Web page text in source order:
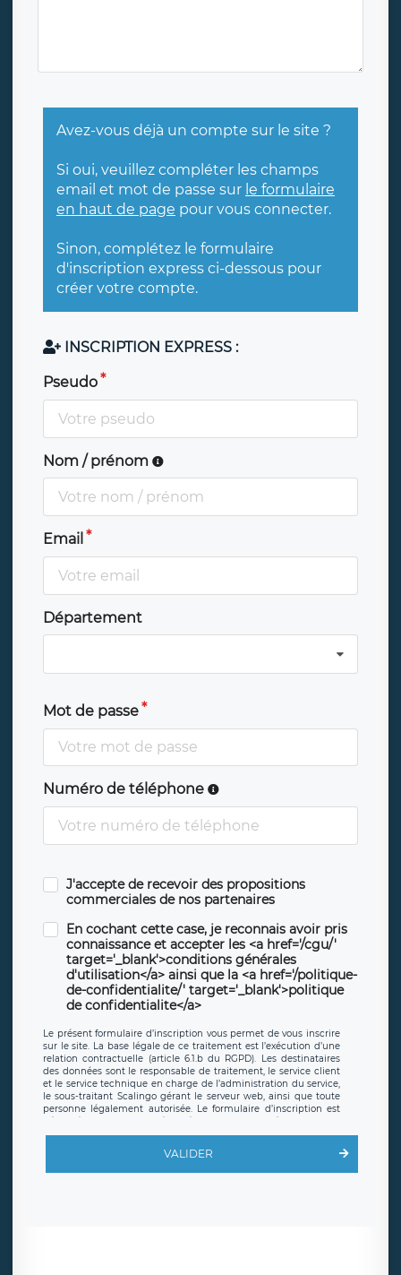
Avez-vous déjà un compte sur le site ?
Si oui, veuillez compléter les champs
email et mot de passe sur le formulaire
en haut de page pour vous connecter.
Sinon, complétez le formulaire
d'inscription express ci-dessous pour
créer votre compte.
INSCRIPTION EXPRESS :
Pseudo
Nom / prénom
Email
Département
Mot de passe
Numéro de téléphone
J'accepte de recevoir des propositions
commerciales de nos partenaires
En cochant cette case, je reconnais avoir pris
connaissance et accepter les <a href='/cgu/'
target='_blank'>conditions générales
d'utilisation</a> ainsi que la <a href='/politique-
de-confidentialite/' target='_blank'>politique
de confidentialite</a>
Le présent formulaire d’inscription vous permet de vous inscrire
sur le site. La base légale de ce traitement est l’exécution d’une
relation contractuelle (article 6.1.b du RGPD). Les destinataires
des données sont le responsable de traitement, le service client
et le service technique en charge de l’administration du service,
le sous-traitant Scalingo gérant le serveur web, ainsi que toute
personne légalement autorisée. Le formulaire d’inscription est
hébergé sur un serveur hébergé par Scalingo, basé en France et
offrant desclauses de protection conformes au RGPD. Les
en sollicite la suppression, étant entendu que vous pouvez
demander la suppression de vos données et retirer votre
VALIDER